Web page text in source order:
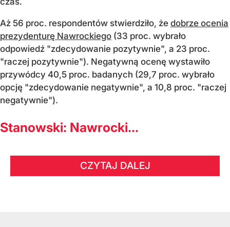
Aż 56 proc. respondentów stwierdziło, że dobrze ocenia
prezydenturę Nawrockiego (33 proc. wybrało
odpowiedź "zdecydowanie pozytywnie", a 23 proc.
"raczej pozytywnie"). Negatywną ocenę wystawiło
przywódcy 40,5 proc. badanych (29,7 proc. wybrało
opcję "zdecydowanie negatywnie", a 10,8 proc. "raczej
negatywnie").
Stanowski: Nawrocki...
CZYTAJ DALEJ